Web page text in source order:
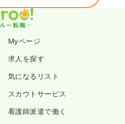
Myページ
求人を探す
気になるリスト
スカウトサービス
看護師派遣で働く